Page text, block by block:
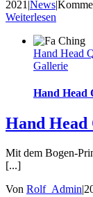
2021 |News|
Weiterlesen
Hand Head
Gallerie
Hand Head
Hand
Mit dem Bogen-
[...]
Von Rolf_Admin|